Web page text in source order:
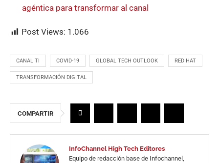
agéntica para transformar al canal
Post Views: 1.066
CANAL TI COVID-19 GLOBAL TECH OUTLOOK RED HAT
TRANSFORMACIÓN DIGITAL
COMPARTIR
InfoChannel High Tech Editores
Equipo de redacción base de Infochannel,